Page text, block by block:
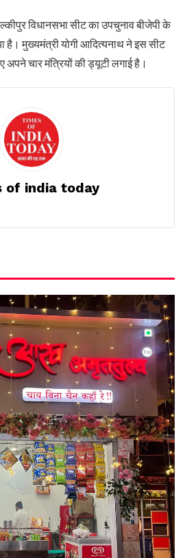
विधानसभा सीट का उपचुनाव बीजेपी के
है। मुख्‍यमंत्री योगी आदित्‍यनाथ ने इस सीट
चार मंत्रियों की ड्यूटी लगाई है।
of india today